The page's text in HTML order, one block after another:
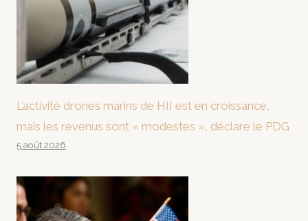
L’activité drones marins de HII est en croissance,
mais les revenus sont « modestes », déclare le PDG
5 août 2026